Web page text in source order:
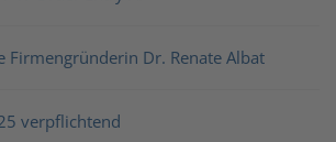
Firmengründerin Dr. Renate Albat
verpflichtend